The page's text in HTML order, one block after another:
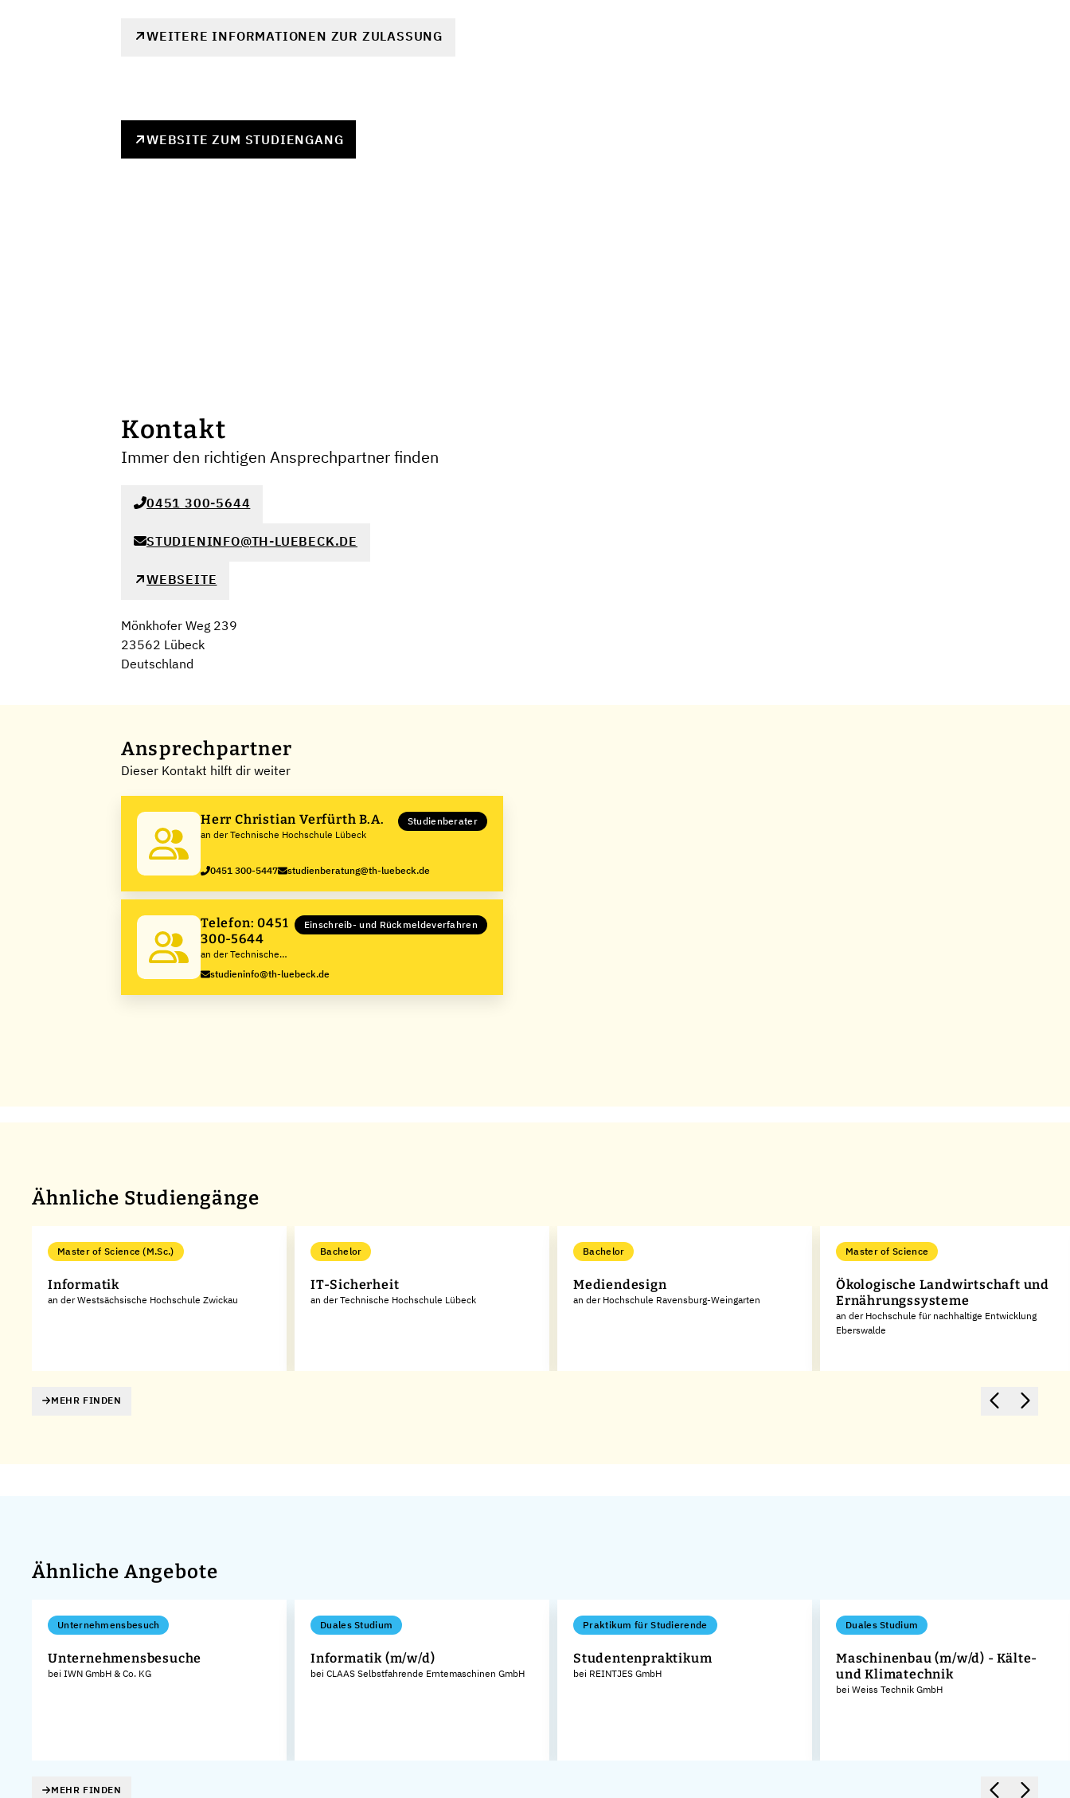
WEITERE INFORMATIONEN ZUR ZULASSUNG
WEBSITE ZUM STUDIENGANG
Kontakt
Immer den richtigen Ansprechpartner finden
0451 300-5644
STUDIENINFO@TH-LUEBECK.DE
WEBSEITE
Mönkhofer Weg 239
23562 Lübeck
Deutschland
Ansprechpartner
Dieser Kontakt hilft dir weiter
Herr Christian Verfürth B.A.
an der Technische Hochschule Lübeck
Studienberater
0451 300-5447 studienberatung@th-luebeck.de
Telefon: 0451
300-5644
an der Technische
Hochschule Lübeck
Einschreib- und Rückmeldeverfahren
studieninfo@th-luebeck.de
Ähnliche Studiengänge
Master of Science (M.Sc.)
Informatik
an der Westsächsische Hochschule Zwickau
Bachelor
IT-Sicherheit
an der Technische Hochschule Lübeck
Bachelor
Mediendesign
an der Hochschule Ravensburg-Weingarten
Master of Science
Ökologische Landwirtschaft und
Ernährungssysteme
an der Hochschule für nachhaltige Entwicklung
Eberswalde
MEHR FINDEN
Ähnliche Angebote
Unternehmensbesuch
Unternehmensbesuche
bei IWN GmbH & Co. KG
Duales Studium
Informatik (m/w/d)
bei CLAAS Selbstfahrende Erntemaschinen GmbH
Praktikum für Studierende
Studentenpraktikum
bei REINTJES GmbH
Duales Studium
Maschinenbau (m/w/d) - Kälte-
und Klimatechnik
bei Weiss Technik GmbH
MEHR FINDEN